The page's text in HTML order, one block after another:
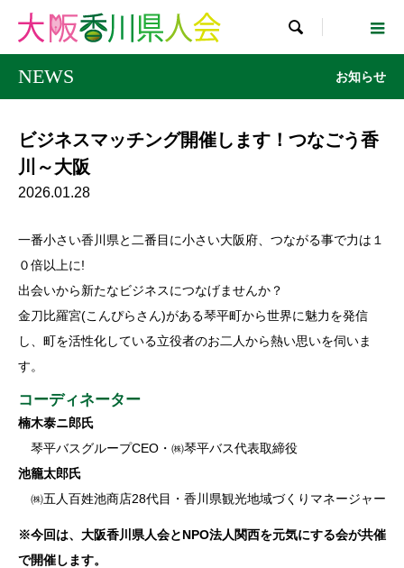

NEWS お知らせ
ビジネスマッチング開催します！つなごう香
川～大阪
2026.01.28
一番小さい香川県と二番目に小さい大阪府、つながる事で力は１
０倍以上に!
出会いから新たなビジネスにつなげませんか？
金刀比羅宮(こんぴらさん)がある琴平町から世界に魅力を発信
し、町を活性化している立役者のお二人から熱い思いを伺いま
す。
コーディネーター
楠木泰ニ郎氏
琴平バスグループCEO・㈱琴平バス代表取締役
池籠太郎氏
㈱五人百姓池商店28代目・香川県観光地域づくりマネージャー
※今回は、大阪香川県人会とNPO法人関西を元気にする会が共催
で開催します。